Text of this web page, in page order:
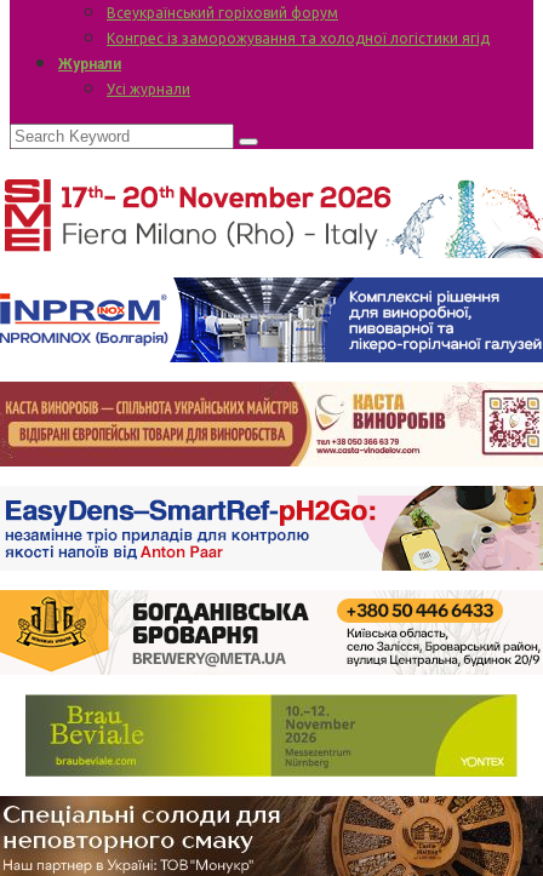
Всеукраїнський горіховий форум
Конгрес із заморожування та холодної логістики ягід
Журнали
Усі журнали